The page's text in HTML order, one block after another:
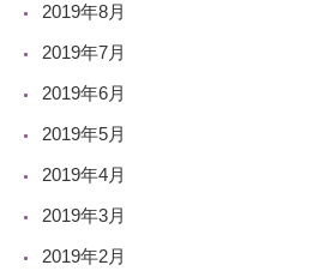
2019年8月
2019年7月
2019年6月
2019年5月
2019年4月
2019年3月
2019年2月